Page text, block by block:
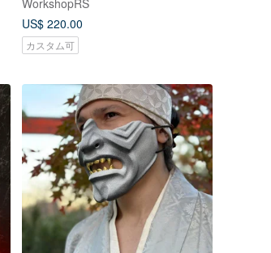
US$ 220.00
カスタム可